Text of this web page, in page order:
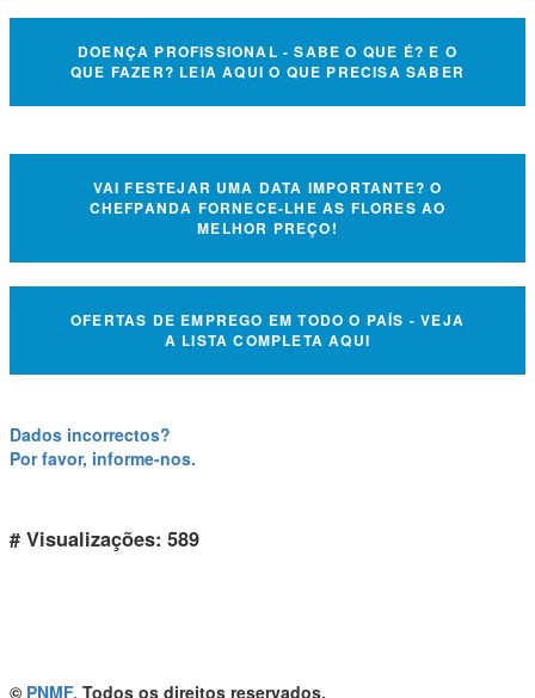
DOENÇA PROFISSIONAL - SABE O QUE É? E O
QUE FAZER? LEIA AQUI O QUE PRECISA SABER
VAI FESTEJAR UMA DATA IMPORTANTE? O
CHEFPANDA FORNECE-LHE AS FLORES AO
MELHOR PREÇO!
OFERTAS DE EMPREGO EM TODO O PAÍS - VEJA
A LISTA COMPLETA AQUI
Dados incorrectos?
Por favor, informe-nos.
# Visualizações: 589
© PNMF. Todos os direitos reservados.